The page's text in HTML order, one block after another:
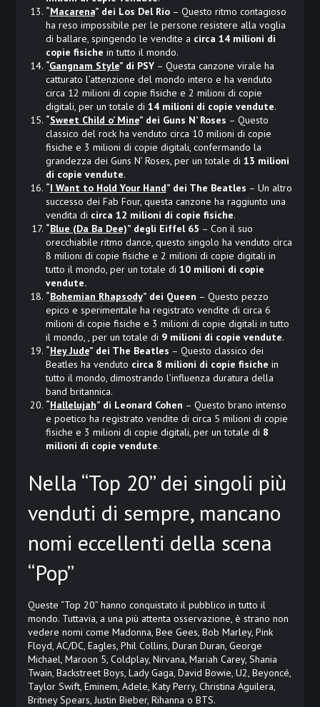
“Macarena” dei Los Del Rio– Questo ritmo contagioso
ha reso impossibile per le persone resistere alla voglia
di ballare, spingendo le vendite a circa 14 milioni di
copie fisiche in tutto il mondo.
“Gangnam Style” di PSY– Questa canzone virale ha
catturato l’attenzione del mondo intero e ha venduto
circa 12 milioni di copie fisiche e 2 milioni di copie
digitali, per un totale di 14 milioni di copie vendute.
“Sweet Child o’ Mine” dei Guns N’ Roses – Questo
classico del rock ha venduto circa 10 milioni di copie
fisiche e 3 milioni di copie digitali, confermando la
grandezza dei Guns N’ Roses, per un totale di 13 milioni
di copie vendute.
“I Want to Hold Your Hand” dei The Beatles – Un altro
successo dei Fab Four, questa canzone ha raggiunto una
vendita di circa 12 milioni di copie fisiche.
“Blue (Da Ba Dee)” degli Eiffel 65 – Con il suo
orecchiabile ritmo dance, questo singolo ha venduto circa
8 milioni di copie fisiche e 2 milioni di copie digitali in
tutto il mondo, per un totale di 10 milioni di copie
vendute.
“Bohemian Rhapsody” dei Queen – Questo pezzo
epico e sperimentale ha registrato vendite di circa 6
milioni di copie fisiche e 3 milioni di copie digitali in tutto
il mondo, , per un totale di 9 milioni di copie vendute.
“Hey Jude” dei The Beatles – Questo classico dei
Beatles ha venduto circa 8 milioni di copie fisiche in
tutto il mondo, dimostrando l’influenza duratura della
band britannica.
“Hallelujah” di Leonard Cohen – Questo brano intenso
e poetico ha registrato vendite di circa 5 milioni di copie
fisiche e 3 milioni di copie digitali, per un totale di 8
milioni di copie vendute.
Nella “Top 20” dei singoli più
venduti di sempre, mancano
nomi eccellenti della scena
“Pop”
Queste “Top 20” hanno conquistato il pubblico in tutto il
mondo. Tuttavia, a una più attenta osservazione, è strano non
vedere nomi come Madonna, Bee Gees, Bob Marley, Pink
Floyd, AC/DC, Eagles, Phil Collins, Duran Duran, George
Michael, Maroon 5, Coldplay, Nirvana, Mariah Carey, Shania
Twain, Backstreet Boys, Lady Gaga, David Bowie, U2, Beyoncé,
Taylor Swift, Eminem, Adele, Katy Perry, Christina Aguilera,
Britney Spears, Justin Bieber, Rihanna o BTS.